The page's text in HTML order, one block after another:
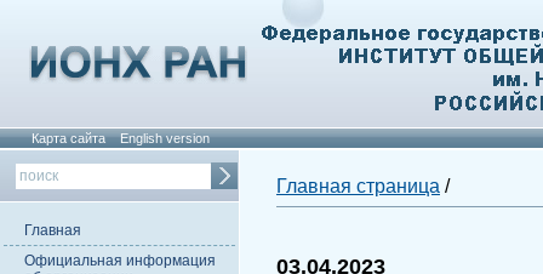
Карта сайта English version
Главная
Официальная информация
Главная страница /
03.04.2023